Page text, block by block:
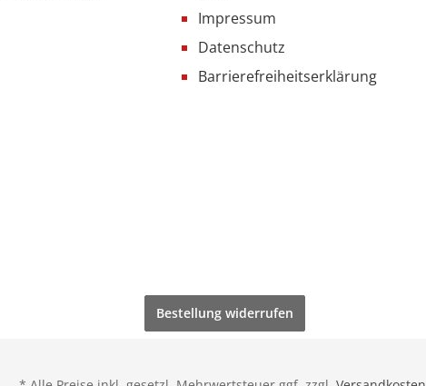
Impressum
Datenschutz
Barrierefreiheitserklärung
Bestellung widerrufen